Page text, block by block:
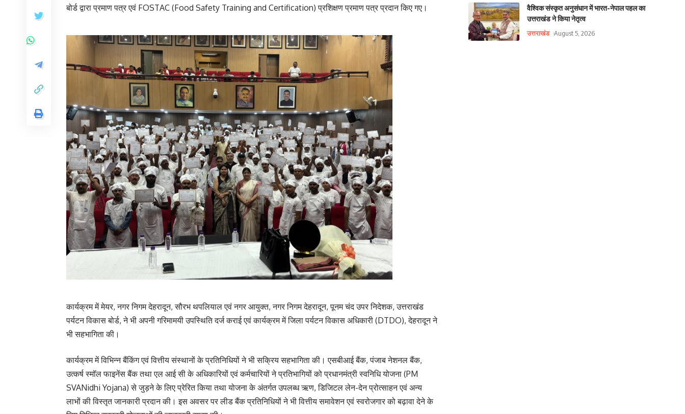
बोर्ड द्वारा प्रमाण पत्र एवं FOSTAC (Food Safety Training and Certification) प्रशिक्षण प्रमाण पत्र प्रदान किए गए।
कार्यक्रम में मेयर, नगर निगम देहरादून, सौरभ थपलियाल एवं नगर आयुक्त, नगर निगम देहरादून, पूनम चंद उपर निदेशक, उत्तराखंड
पर्यटन विकास बोर्ड, ने भी अपनी गरिमामयी उपस्थिति दर्ज कराई एवं कार्यक्रम में जिला पर्यटन विकास अधिकारी (DTDO), देहरादून ने
भी सहभागिता की।
कार्यक्रम में विभिन्न बैंकिंग एवं वित्तीय संस्थानों के प्रतिनिधियों ने भी सक्रिय सहभागिता की। एसबीआई बैंक, पंजाब नेशनल बैंक,
उत्कर्ष स्मॉल फाइनेंस बैंक तथा एल आई सी के अधिकारियों एवं कर्मचारियों ने प्रतिभागियों को प्रधानमंत्री स्वनिधि योजना (PM
SVANidhi Yojana) से जुड़ने के लिए प्रेरित किया तथा योजना के अंतर्गत उपलब्ध ऋण, डिजिटल लेन-देन प्रोत्साहन एवं अन्य
लाभों की विस्तृत जानकारी प्रदान की। इस अवसर पर लीड बैंक प्रतिनिधियों ने भी वित्तीय समावेशन एवं स्वरोजगार को बढ़ावा देने के
वैश्विक संस्कृत अनुसंधान में भारत-नेपाल पहल का
उत्तराखंड ने किया नेतृत्व
उत्तराखंड August 5, 2026